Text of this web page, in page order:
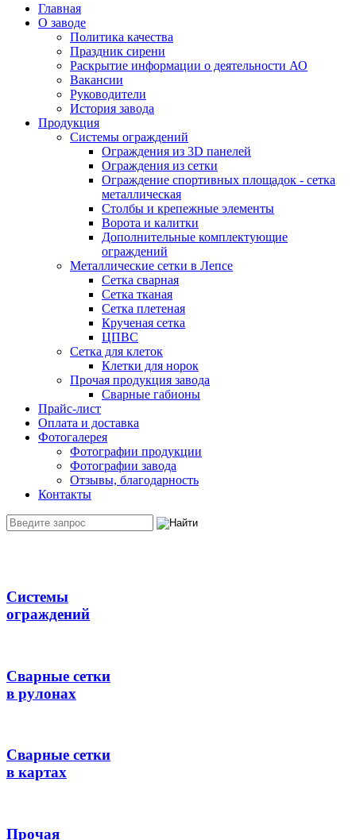
Главная
О заводе
Политика качества
Праздник сирени
Раскрытие информации о деятельности АО
Вакансии
Руководители
История завода
Продукция
Системы ограждений
Ограждения из 3D панелей
Ограждения из сетки
Ограждение спортивных площадок - сетка
металлическая
Столбы и крепежные элементы
Ворота и калитки
Дополнительные комплектующие
ограждений
Металлические сетки в Лепсе
Сетка сварная
Сетка тканая
Сетка плетеная
Крученая сетка
ЦПВС
Сетка для клеток
Клетки для норок
Прочая продукция завода
Сварные габионы
Прайс-лист
Оплата и доставка
Фотогалерея
Фотографии продукции
Фотографии завода
Отзывы, благодарность
Контакты
Системы
ограждений
Сварные сетки
в рулонах
Сварные сетки
в картах
Прочая